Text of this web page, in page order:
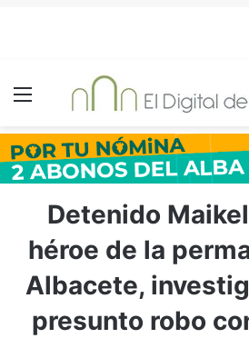
Menú
Detenido
héroe de la
Albacete,
presunto robo